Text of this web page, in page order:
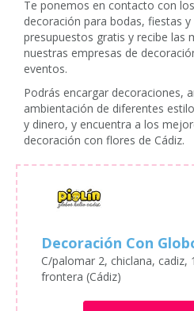
Te ponemos en contacto con
decoración para bodas, fiestas y
presupuestos gratis y recibe las
nuestras empresas de
eventos.
Podrás encargar decoraciones,
ambientación de diferentes
y dinero, y encuentra a los
decoración con flores de Cádiz.
Decoración Con
C/palomar 2, chiclana, cadiz,
frontera (Cádiz)